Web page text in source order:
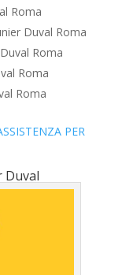
Roma
Duval Roma
Roma
Roma
Roma
PER
Duval